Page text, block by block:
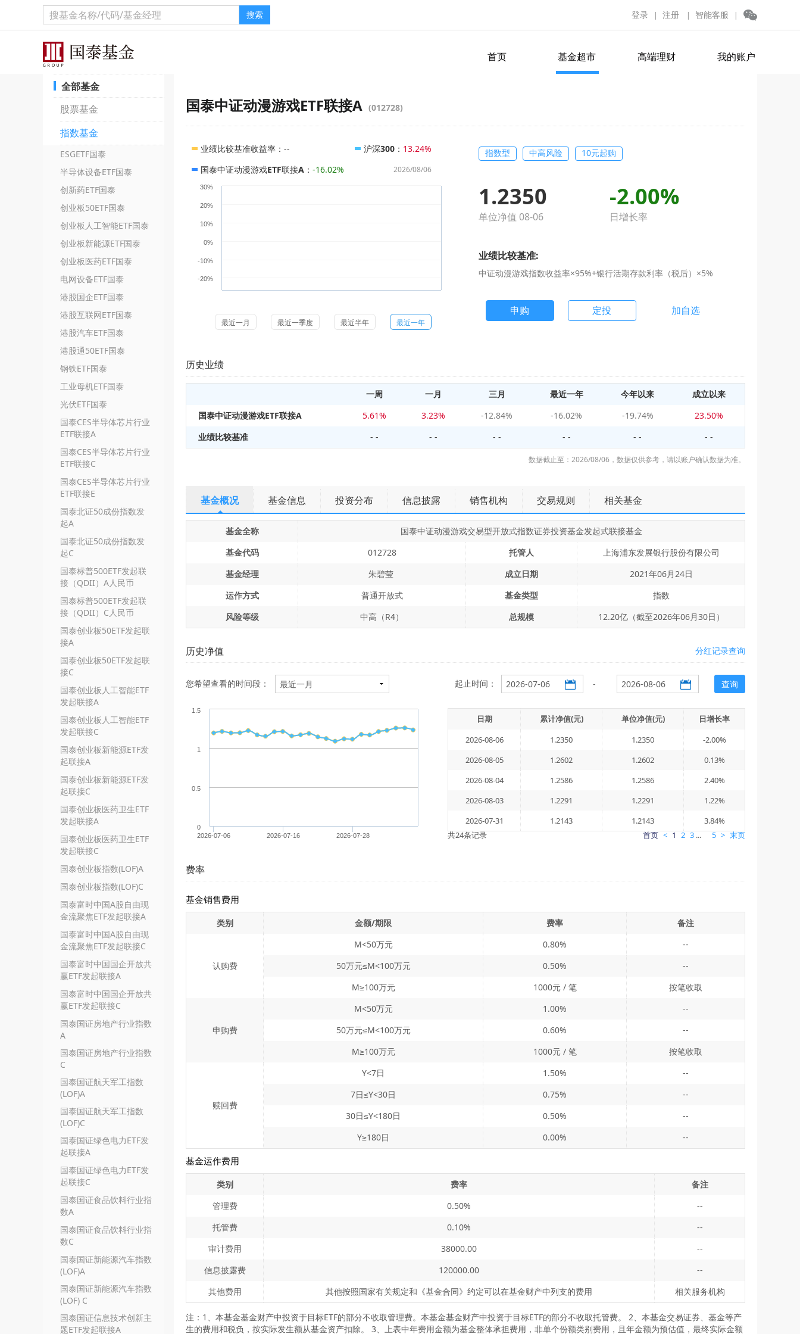
搜索 登录 | 注册 | 智能客服 |
首页 基金超市 高端理财 我的账户
全部基金
股票基金
指数基金
ESGETF国泰
半导体设备ETF国泰
创新药ETF国泰
创业板50ETF国泰
创业板人工智能ETF国泰
创业板新能源ETF国泰
创业板医药ETF国泰
电网设备ETF国泰
港股国企ETF国泰
港股互联网ETF国泰
港股汽车ETF国泰
港股通50ETF国泰
钢铁ETF国泰
工业母机ETF国泰
光伏ETF国泰
国泰CES半导体芯片行业
ETF联接A
国泰CES半导体芯片行业
ETF联接C
国泰CES半导体芯片行业
ETF联接E
国泰北证50成份指数发
起A
国泰北证50成份指数发
起C
国泰标普500ETF发起联
接（QDII）A人民币
国泰标普500ETF发起联
接（QDII）C人民币
国泰创业板50ETF发起联
接A
国泰创业板50ETF发起联
接C
国泰创业板人工智能ETF
发起联接A
国泰创业板人工智能ETF
发起联接C
国泰创业板新能源ETF发
起联接A
国泰创业板新能源ETF发
起联接C
国泰创业板医药卫生ETF
发起联接A
国泰创业板医药卫生ETF
发起联接C
国泰创业板指数(LOF)A
国泰创业板指数(LOF)C
国泰富时中国A股自由现
金流聚焦ETF发起联接A
国泰富时中国A股自由现
金流聚焦ETF发起联接C
国泰富时中国国企开放共
赢ETF发起联接A
国泰富时中国国企开放共
赢ETF发起联接C
国泰国证房地产行业指数
A
国泰国证房地产行业指数
C
国泰国证航天军工指数
(LOF)A
国泰国证航天军工指数
(LOF)C
国泰国证绿色电力ETF发
起联接A
国泰国证绿色电力ETF发
起联接C
国泰国证食品饮料行业指
数A
国泰国证食品饮料行业指
数C
国泰国证新能源汽车指数
(LOF)A
国泰国证新能源汽车指数
(LOF) C
国泰国证信息技术创新主
题ETF发起联接A
国泰中证动漫游戏ETF联接A (012728)
业绩比较基准收益率 ： -- 沪深300 ： 13.24%
国泰中证动漫游戏ETF联接A ： -16.02% 2026/08/06
-20%
-10%
0%
10%
20%
30%
最近一月 最近一季度 最近半年 最近一年
指数型 中高风险 10元起购
1.2350
单位净值 08-06
-2.00%
日增长率
业绩比较基准:
中证动漫游戏指数收益率×95%+银行活期存款利率（税后）×5%
申购 定投 加自选
历史业绩
一周 一月 三月 最近一年 今年以来
成立以来
国泰中证动漫游戏ETF联接A
5.61% 3.23% -12.84% -16.02% -19.74%
23.50%
业绩比较基准
- - - - - - - - - - - -
数据截止至：2026/08/06，数据仅供参考，请以账户确认数据为准。
基金概况 基金信息 投资分布 信息披露 销售机构 交易规则 相关基金
基金全称
国泰中证动漫游戏交易型开放式指数证券投资基金发起式联接基金
基金代码
012728 托管人
上海浦东发展银行股份有限公司
基金经理
朱碧莹 成立日期
2021年06月24日
运作方式
普通开放式 基金类型
指数
风险等级
中高（R4） 总规模 12.20亿（截至2026年06月30日）
历史净值 分红记录查询
您希望查看的时间段： 起止时间： - 查询
2026-07-06 2026-07-16 2026-07-28
0
0.5
1
1.5
日期 累计净值(元) 单位净值(元)
日增长率
2026-08-06
1.2350 1.2350
-2.00%
2026-08-05
1.2602 1.2602
0.13%
2026-08-04
1.2586 1.2586
2.40%
2026-08-03
1.2291 1.2291
1.22%
2026-07-31
1.2143 1.2143
3.84%
共24条记录
首页 < 1 2 3... 5 > 末页
费率
基金销售费用
类别 金额/期限 费率 备注
认购费
M<50万元 0.80%
--
50万元≤M<100万元
0.50%
--
M≥100万元
1000元 / 笔 按笔收取
申购费
M<50万元 1.00%
--
50万元≤M<100万元
0.60%
--
M≥100万元
1000元 / 笔 按笔收取
赎回费
Y<7日 1.50%
--
7日≤Y<30日
0.75%
--
30日≤Y<180日
0.50%
--
Y≥180日
0.00% --
基金运作费用
类别 费率
备注
管理费
0.50%
--
托管费
0.10%
--
审计费用
38000.00
--
信息披露费
120000.00
--
其他费用
其他按照国家有关规定和《基金合同》约定可以在基金财产中列支的费用 相关服务机构
注：1、本基金基金财产中投资于目标ETF的部分不收取管理费。本基金基金财产中投资于目标ETF的部分不收取托管费。 2、本基金交易证券、基金等产
生的费用和税负，按实际发生额从基金资产扣除。 3、上表中年费用金额为基金整体承担费用，非单个份额类别费用，且年金额为预估值，最终实际金额